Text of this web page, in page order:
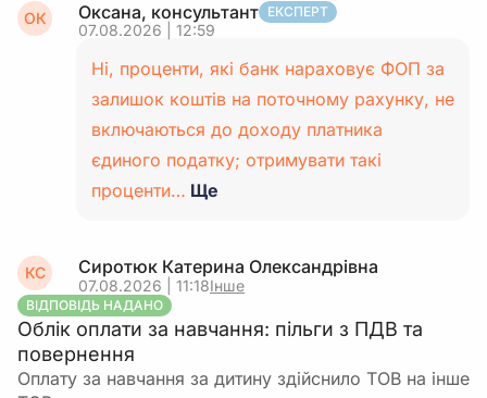
ОК Оксана, консультант ЕКСПЕРТ
07.08.2026 | 12:59
Ні, проценти, які банк нараховує ФОП за
залишок коштів на поточному рахунку, не
включаються до доходу платника
єдиного податку; отримувати такі
проценти… Ще
КС Сиротюк Катерина Олександрівна
07.08.2026 | 11:18Інше
ВІДПОВІДЬ НАДАНО
Облік оплати за навчання: пільги з ПДВ та
повернення
Оплату за навчання за дитину здійснило ТОВ на інше